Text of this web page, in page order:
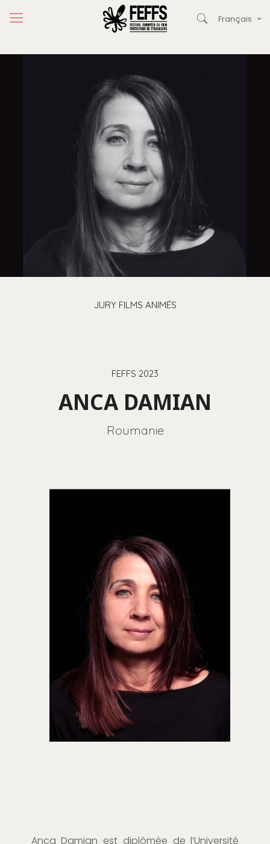
Français
JURY FILMS ANIMÉS
FEFFS 2023
ANCA DAMIAN
Roumanie
Anca Damian est diplômée de l’Université